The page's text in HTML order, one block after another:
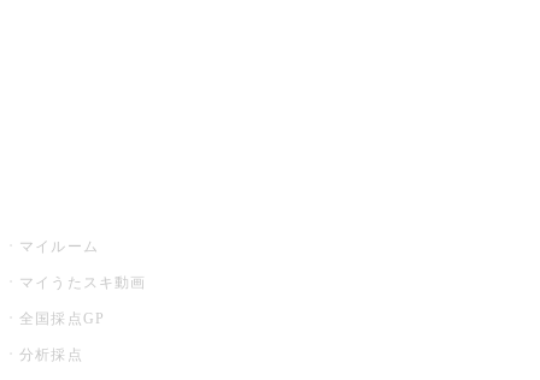
マイルーム
マイうたスキ動画
全国採点GP
分析採点